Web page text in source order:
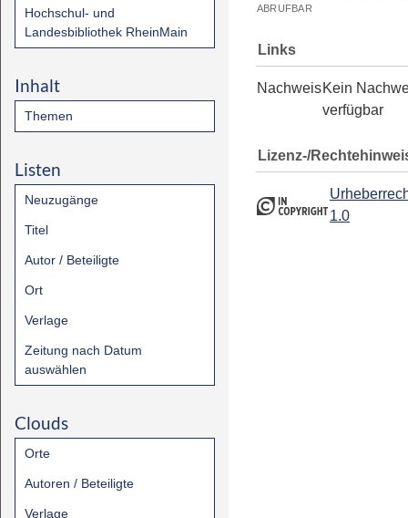
Hochschul- und
Landesbibliothek RheinMain
Inhalt
Themen
Listen
Neuzugänge
Titel
Autor / Beteiligte
Ort
Verlage
Zeitung nach Datum
auswählen
Clouds
Orte
Autoren / Beteiligte
Verlage
ABRUFBAR
Links
NachweisKein
verfügbar
Lizenz-/
1.0